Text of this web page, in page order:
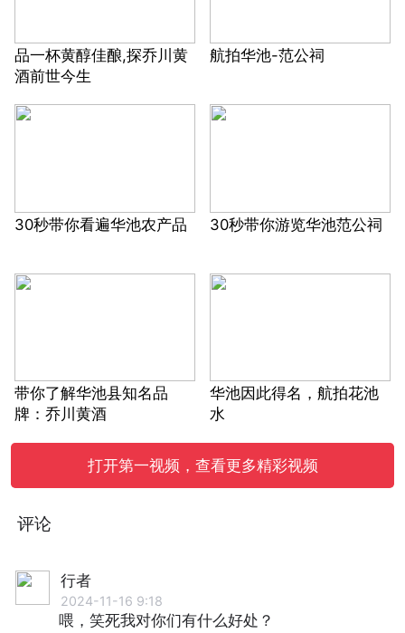
品一杯黄醇佳酿,探乔川黄
酒前世今生
航拍华池-范公祠
30秒带你看遍华池农产品 30秒带你游览华池范公祠
带你了解华池县知名品
牌：乔川黄酒
华池因此得名，航拍花池
水
打开第一视频，查看更多精彩视频
评论
行者
2024-11-16 9:18
喂，笑死我对你们有什么好处？